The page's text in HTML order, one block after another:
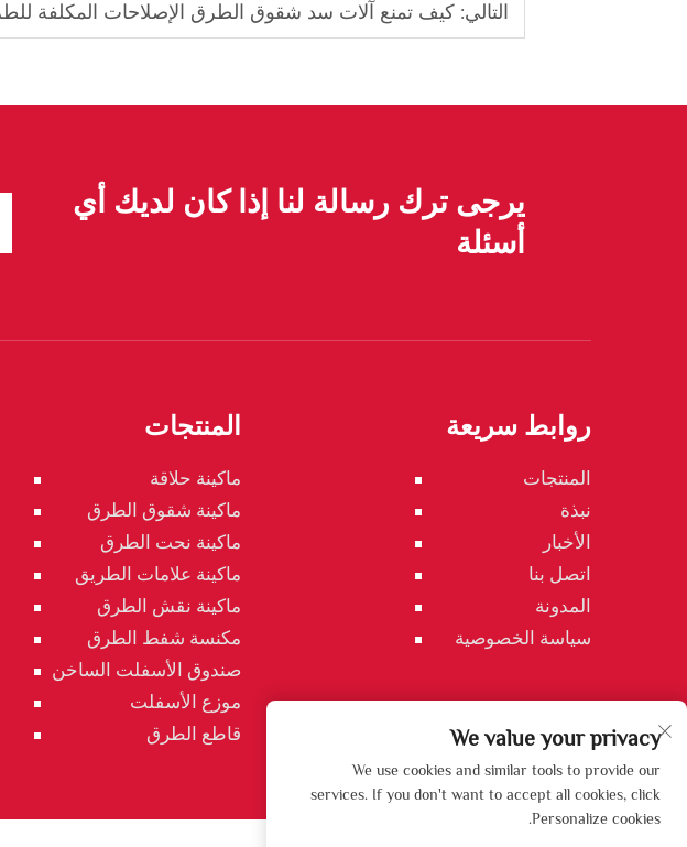
التالي: كيف تمنع آلات سد شقوق الطرق الإصلاحات المكلفة
يرجى ترك رسالة لنا إذا كان لديك أي
أسئلة
روابط سريعة
المنتجات
نبذة
الأخبار
اتصل بنا
المدونة
سياسة الخصوصية
المنتجات
ماكينة حلاقة
ماكينة شقوق الطرق
ماكينة نحت الطرق
ماكينة علامات الطريق
ماكينة نقش الطرق
مكنسة شفط الطرق
صندوق الأسفلت الساخن
موزع الأسفلت
قاطع الطرق
We value your privacy
We use cookies and similar tools to provide our
services. If you don't want to accept all cookies, click
Personalize cookies.